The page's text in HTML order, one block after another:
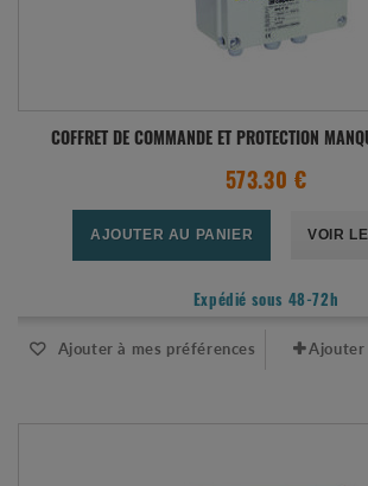
COFFRET DE COMMANDE ET PROTECTION
573.30 €
AJOUTER AU PANIER VOIR
Expédié sous 48-72h
Ajouter à mes préférences Ajouter